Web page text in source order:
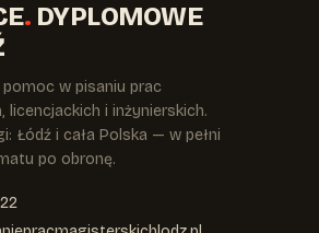
. DYPLOMOWE
w pisaniu prac
licencjackich i inżynierskich.
Łódź i cała Polska — w pełni
po obronę.